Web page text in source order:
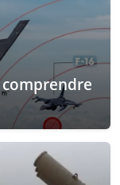
comprendre